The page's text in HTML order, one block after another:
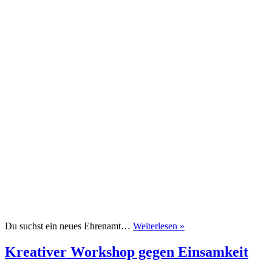
Du suchst ein neues Ehrenamt… Weiterlesen »
Mitmach-
Abend
Kreativer Workshop gegen Einsamkeit